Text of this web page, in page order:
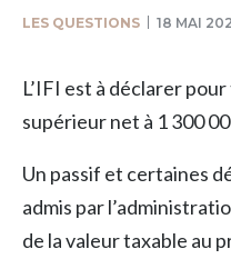
LES QUESTIONS 18 MAI
L’IFI est à déclarer
supérieur net à 1 300
Un passif et certaines
admis par
de la valeur taxable au